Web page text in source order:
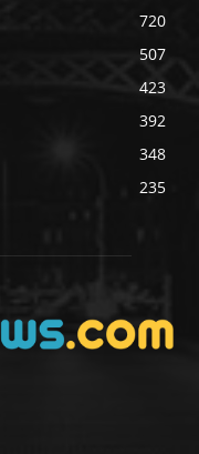
720
507
423
392
348
235